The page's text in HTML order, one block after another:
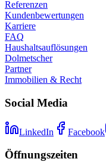
Referenzen
Kundenbewertungen
Karriere
FAQ
Haushaltsauflösungen
Dolmetscher
Partner
Immobilien & Recht
Social Media
LinkedIn Facebook
Öffnungszeiten